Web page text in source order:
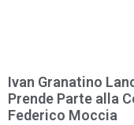
Ivan Granatino
Prende Parte alla
Federico Moccia